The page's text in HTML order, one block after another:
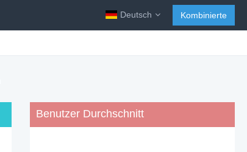
Deutsch Kombinierte
Benutzer Durchschnitt